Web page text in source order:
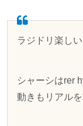
ラジドリ楽しい
シャーシはrer
動きもリアル